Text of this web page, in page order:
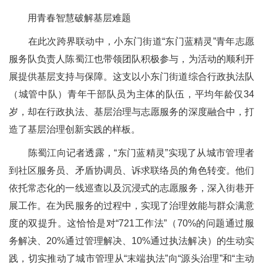
用青春智慧破解基层难题
在此次跨界联动中，小东门街道“东门蓝精灵”青年志愿
服务队负责人陈蜀江也带领团队积极参与，为活动的顺利开
展提供基层支持与保障。这支以小东门街道综合行政执法队
（城管中队）青年干部队员为主体的队伍，平均年龄仅34
岁，却在行政执法、基层治理与志愿服务的深度融合中，打
造了基层治理创新实践的样板。
陈蜀江向记者透露，“东门蓝精灵”实现了从城市管理者
到社区服务员、矛盾协调员、诉求联络员的角色转变。他们
依托常态化的一线巡查以及沉浸式的志愿服务，深入街巷开
展工作。在为民服务的过程中，实现了治理效能与群众满意
度的双提升。这恰恰是对“721工作法”（70%的问题通过服
务解决、20%通过管理解决、10%通过执法解决）的生动实
践，切实推动了城市管理从“末端执法”向“源头治理”和“主动